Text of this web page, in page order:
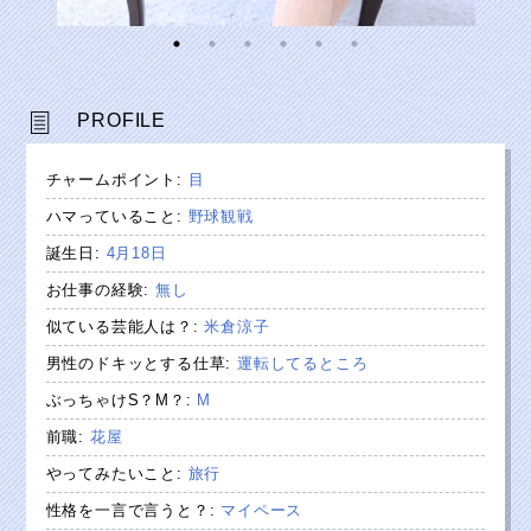
PROFILE
チャームポイント : 目
ハマっていること : 野球観戦
誕生日 : 4月18日
お仕事の経験: 無し
似ている芸能人は？ :米倉涼子
男性のドキッとする仕草: 運転してるところ
ぶっちゃけS？M？ : M
前職: 花屋
やってみたいこと : 旅行
性格を一言で言うと？ : マイペース